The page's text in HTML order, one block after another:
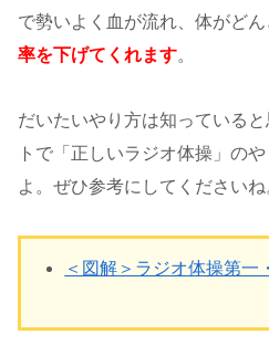
で勢いよく血が流れ、体がどん
率を下げてくれます。
だいたいやり方は知っている
トで「正しいラジオ体操」の
よ。ぜひ参考にしてくださいね
＜図解＞ラジオ体操第一